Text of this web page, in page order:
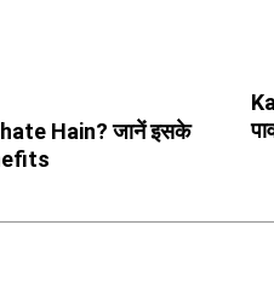
Hain? जानें इसके